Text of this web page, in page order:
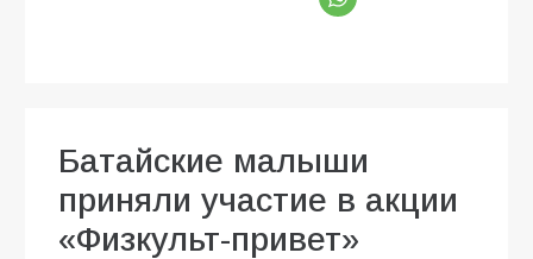
Батайские малыши
приняли участие в акции
«Физкульт-привет»